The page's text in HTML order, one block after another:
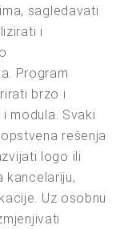
sagledavati
i
Program
brzo i
modula. Svaki
rešenja
logo ili
kancelariju,
Uz osobnu